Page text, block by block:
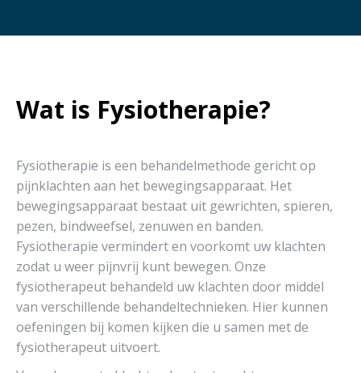
Wat is Fysiotherapie?
Fysiotherapie is een behandelmethode gericht op
pijnklachten aan het bewegingsapparaat. Het
bewegingsapparaat bestaat uit gewrichten, spieren,
pezen, bindweefsel, zenuwen en banden.
Fysiotherapie vermindert en voorkomt uw klachten
zodat u weer pijnvrij kunt bewegen. Onze
fysiotherapeut behandeld uw klachten door middel
van verschillende behandeltechnieken. Hier kunnen
oefeningen bij komen kijken die u samen met de
fysiotherapeut uitvoert.